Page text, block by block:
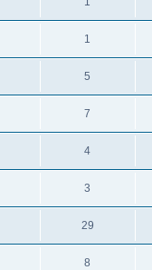
1
5
7
4
3
29
8